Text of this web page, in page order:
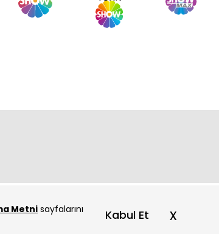
Metni sayfalarını
Kabul Et x